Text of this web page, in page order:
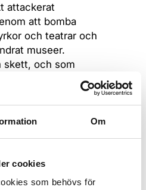
Om
cookies
som behövs för
attackerat
att bomba
och teatrar och
museer.
skett, och som
mot Ukraina är en
står i solidaritet
folket i deras
och
mot kriget och
som den